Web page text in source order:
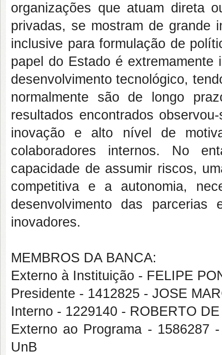
organizações que atuam direta
privadas, se mostram de grande
inclusive para formulação de
papel do Estado é
desenvolvimento tecnológico,
normalmente são de longo
resultados encontrados
inovação e alto nível de
colaboradores internos. No
capacidade de assumir riscos,
competitiva e a autonomia,
desenvolvimento das
inovadores.
MEMBROS DA BANCA:
Externo à Instituição - FELIPE
Presidente - 1412825 - JOSE
Interno - 1229140 - ROBERTO
Externo ao Programa - 1586287
UnB